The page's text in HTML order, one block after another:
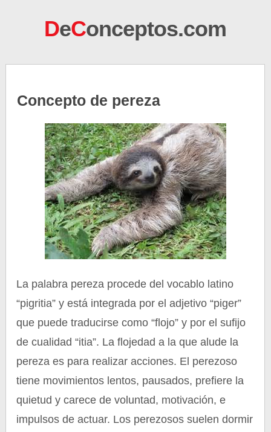
DeConceptos.com
Concepto de pereza
La palabra pereza procede del vocablo latino
“pigritia” y está integrada por el adjetivo “piger”
que puede traducirse como “flojo” y por el sufijo
de cualidad “itia”. La flojedad a la que alude la
pereza es para realizar acciones. El perezoso
tiene movimientos lentos, pausados, prefiere la
quietud y carece de voluntad, motivación, e
impulsos de actuar. Los perezosos suelen dormir